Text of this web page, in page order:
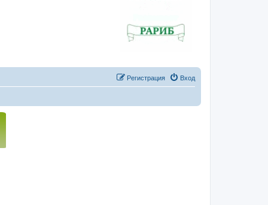
Вход
Регистрация